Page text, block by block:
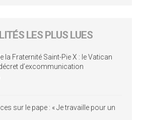
LES PLUS LUES
la Fraternité Saint-Pie X : le Vatican
d’excommunication
sur le pape : « Je travaille pour un